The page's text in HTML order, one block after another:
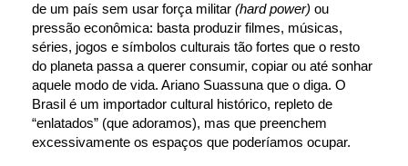
de um país sem usar força militar (hard power) ou
pressão econômica: basta produzir filmes, músicas,
séries, jogos e símbolos culturais tão fortes que o resto
do planeta passa a querer consumir, copiar ou até sonhar
aquele modo de vida. Ariano Suassuna que o diga. O
Brasil é um importador cultural histórico, repleto de
“enlatados” (que adoramos), mas que preenchem
excessivamente os espaços que poderíamos ocupar.